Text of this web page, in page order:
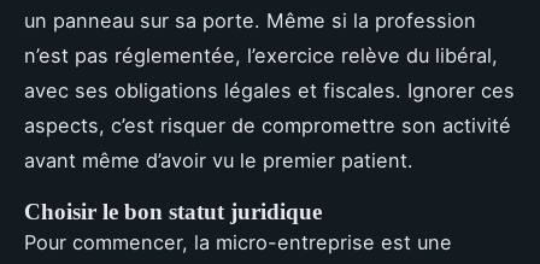
un panneau sur sa porte. Même si la profession
n’est pas réglementée, l’exercice relève du libéral,
avec ses obligations légales et fiscales. Ignorer ces
aspects, c’est risquer de compromettre son activité
avant même d’avoir vu le premier patient.
Choisir le bon statut juridique
Pour commencer, la micro-entreprise est une